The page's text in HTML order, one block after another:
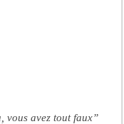
avez tout faux’’